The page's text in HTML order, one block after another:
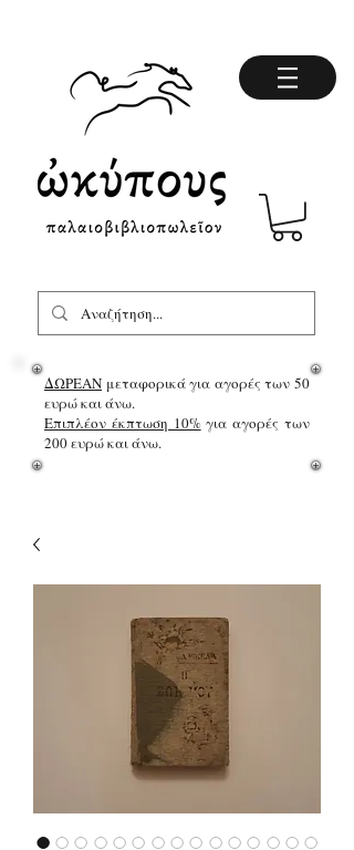
ΔΩΡΕΑΝ μεταφορικά για αγορές των 50
ευρώ και άνω.
Επιπλέον έκπτωση 10%για αγορές των
200 ευρώ και άνω.